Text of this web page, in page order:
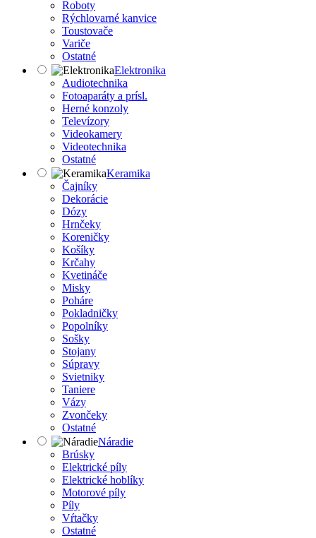
Roboty
Rýchlovarné kanvice
Toustovače
Variče
Ostatné
Elektronika
Audiotechnika
Fotoaparáty a prísl.
Herné konzoly
Televízory
Videokamery
Videotechnika
Ostatné
Keramika
Čajníky
Dekorácie
Dózy
Hrnčeky
Koreničky
Košíky
Krčahy
Kvetináče
Misky
Poháre
Pokladničky
Popolníky
Sošky
Stojany
Súpravy
Svietniky
Taniere
Vázy
Zvončeky
Ostatné
Náradie
Brúsky
Elektrické píly
Elektrické hoblíky
Motorové píly
Píly
Vŕtačky
Ostatné